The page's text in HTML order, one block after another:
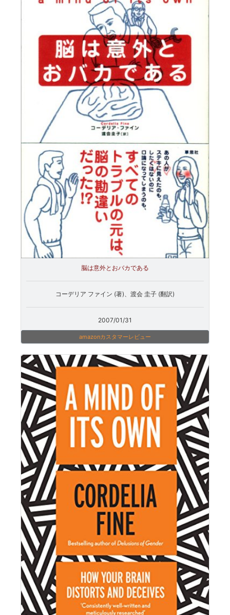
脳は意外とおバカである
コーデリア ファイン (著)、渡会 圭子 (翻訳)
2007/01/31
amazonカスタマーレビュー